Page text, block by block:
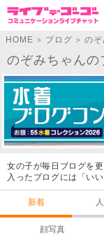
HOME > ブログ > の
のぞみちゃんの
女の子が毎日ブログを
入ったブログには「い
新着
顔写真